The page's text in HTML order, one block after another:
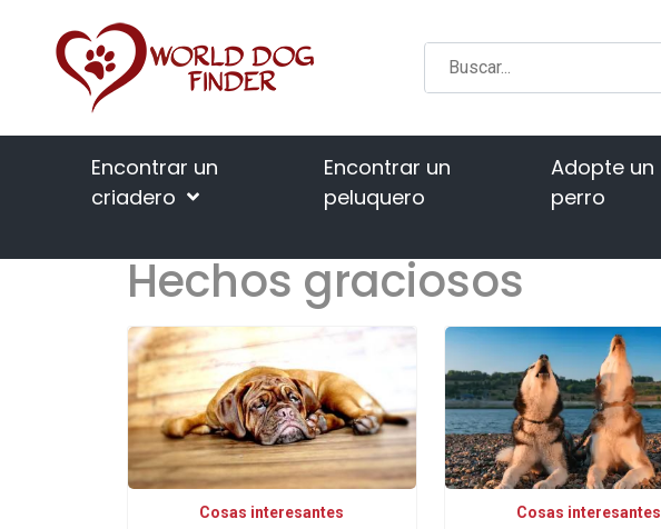
Encontrar un
criadero
Encontrar un
peluquero
Adopte un
perro
Hechos graciosos
Cosas interesantes Cosas interesantes